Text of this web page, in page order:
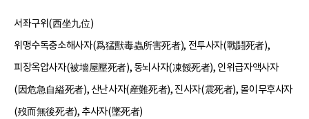
서좌구위(西坐九位)
위맹수독충소해사자(爲猛獸毒蟲所害死者), 전투사자(戰鬪死者),
피장옥압사자(被墻屋壓死者), 동뇌사자(凍餒死者), 인위급자액사자
(因危急自縊死者), 산난사자(産難死者), 진사자(震死者), 몰이무후사자
(歿而無後死者), 추사자(墜死者)